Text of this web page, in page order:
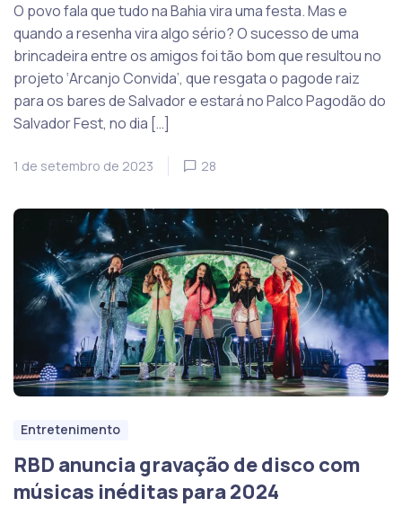
O povo fala que tudo na Bahia vira uma festa. Mas e
quando a resenha vira algo sério? O sucesso de uma
brincadeira entre os amigos foi tão bom que resultou no
projeto ‘Arcanjo Convida’, que resgata o pagode raiz
para os bares de Salvador e estará no Palco Pagodão do
Salvador Fest, no dia […]
1 de setembro de 2023 28
Entretenimento
RBD anuncia gravação de disco com
músicas inéditas para 2024